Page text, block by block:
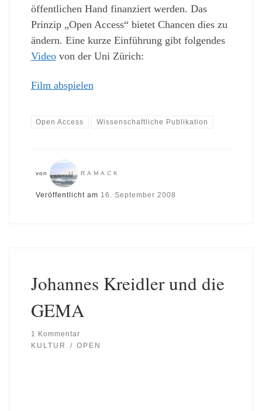
öffentlichen Hand finanziert werden. Das
Prinzip „Open Access“ bietet Chancen dies zu
ändern. Eine kurze Einführung gibt folgendes
Videovon der Uni Zürich:
Film abspielen
Open Access Wissenschaftliche Publikation
von RAMACK
Veröffentlicht am 16. September 2008
Johannes Kreidler und die
GEMA
1 Kommentar
KULTUR
OPEN